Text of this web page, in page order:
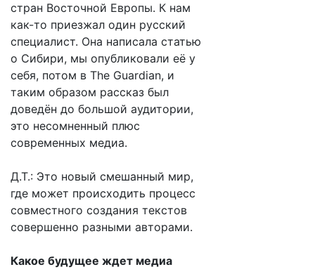
стран Восточной Европы. К нам
как-то приезжал один русский
специалист. Она написала статью
о Сибири, мы опубликовали её у
себя, потом в The Guardian, и
таким образом рассказ был
доведён до большой аудитории,
это несомненный плюс
современных медиа.
Д.Т.: Это новый смешанный мир,
где может происходить процесс
совместного создания текстов
совершенно разными авторами.
Какое будущее ждет медиа